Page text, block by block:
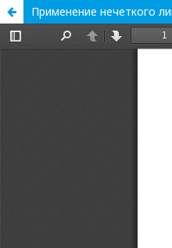
Применение нечеткого